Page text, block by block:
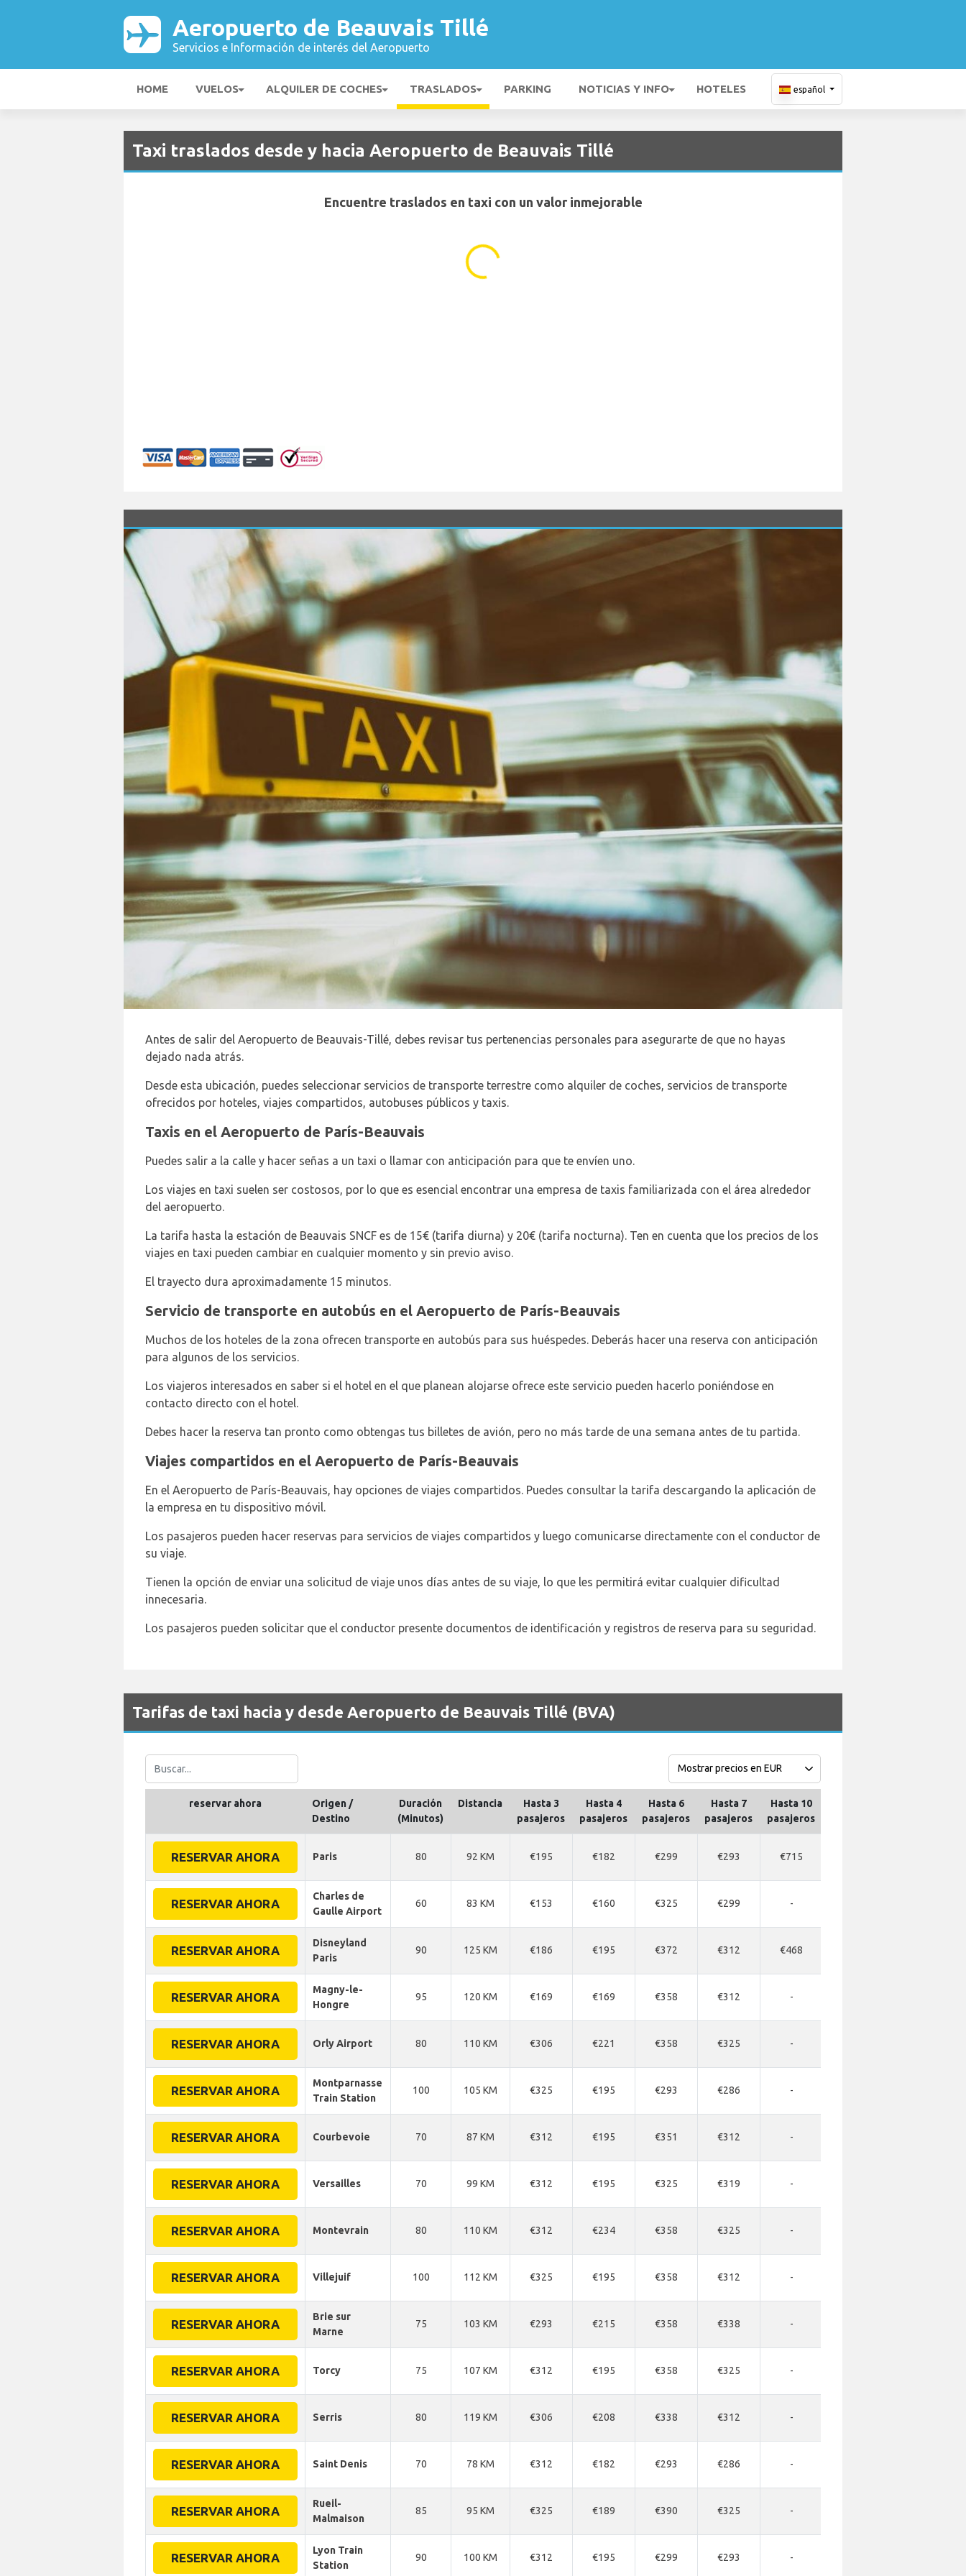
Aeropuerto de Beauvais Tillé
Servicios e Información de interés del Aeropuerto
HOME VUELOS ALQUILER DE COCHES TRASLADOS PARKING NOTICIAS Y INFO HOTELES español
Taxi traslados desde y hacia Aeropuerto de Beauvais Tillé
Encuentre traslados en taxi con un valor inmejorable
...
Antes de salir del Aeropuerto de Beauvais-Tillé, debes revisar tus pertenencias personales para asegurarte de que no hayas
dejado nada atrás.
Desde esta ubicación, puedes seleccionar servicios de transporte terrestre como alquiler de coches, servicios de transporte
ofrecidos por hoteles, viajes compartidos, autobuses públicos y taxis.
Taxis en el Aeropuerto de París-Beauvais
Puedes salir a la calle y hacer señas a un taxi o llamar con anticipación para que te envíen uno.
Los viajes en taxi suelen ser costosos, por lo que es esencial encontrar una empresa de taxis familiarizada con el área alrededor
del aeropuerto.
La tarifa hasta la estación de Beauvais SNCF es de 15€ (tarifa diurna) y 20€ (tarifa nocturna). Ten en cuenta que los precios de los
viajes en taxi pueden cambiar en cualquier momento y sin previo aviso.
El trayecto dura aproximadamente 15 minutos.
Servicio de transporte en autobús en el Aeropuerto de París-Beauvais
Muchos de los hoteles de la zona ofrecen transporte en autobús para sus huéspedes. Deberás hacer una reserva con anticipación
para algunos de los servicios.
Los viajeros interesados en saber si el hotel en el que planean alojarse ofrece este servicio pueden hacerlo poniéndose en
contacto directo con el hotel.
Debes hacer la reserva tan pronto como obtengas tus billetes de avión, pero no más tarde de una semana antes de tu partida.
Viajes compartidos en el Aeropuerto de París-Beauvais
En el Aeropuerto de París-Beauvais, hay opciones de viajes compartidos. Puedes consultar la tarifa descargando la aplicación de
la empresa en tu dispositivo móvil.
Los pasajeros pueden hacer reservas para servicios de viajes compartidos y luego comunicarse directamente con el conductor de
su viaje.
Tienen la opción de enviar una solicitud de viaje unos días antes de su viaje, lo que les permitirá evitar cualquier dificultad
innecesaria.
Los pasajeros pueden solicitar que el conductor presente documentos de identificación y registros de reserva para su seguridad.
Tarifas de taxi hacia y desde Aeropuerto de Beauvais Tillé (BVA)
reservar ahora
Origen /
Destino
Duración
(Minutos)
Distancia
Hasta 3
pasajeros
Hasta 4
pasajeros
Hasta 6
pasajeros
Hasta 7
pasajeros
Hasta 10
pasajeros
RESERVAR AHORA Paris 80 92 KM €195 €182 €299 €293 €715
RESERVAR AHORA
Charles de
Gaulle Airport
60 83 KM €153 €160 €325 €299 -
RESERVAR AHORA
Disneyland
Paris
90 125 KM €186 €195 €372 €312 €468
RESERVAR AHORA
Magny-le-
Hongre
95 120 KM €169 €169 €358 €312 -
RESERVAR AHORA Orly Airport 80 110 KM €306 €221 €358 €325 -
RESERVAR AHORA
Montparnasse
Train Station
100 105 KM €325 €195 €293 €286 -
RESERVAR AHORA Courbevoie 70 87 KM €312 €195 €351 €312 -
RESERVAR AHORA Versailles 70 99 KM €312 €195 €325 €319 -
RESERVAR AHORA Montevrain 80 110 KM €312 €234 €358 €325 -
RESERVAR AHORA Villejuif 100 112 KM €325 €195 €358 €312 -
RESERVAR AHORA
Brie sur
Marne
75 103 KM €293 €215 €358 €338 -
RESERVAR AHORA Torcy 75 107 KM €312 €195 €358 €325 -
RESERVAR AHORA Serris 80 119 KM €306 €208 €338 €312 -
RESERVAR AHORA Saint Denis 70 78 KM €312 €182 €293 €286 -
RESERVAR AHORA
Rueil-
Malmaison
85 95 KM €325 €189 €390 €325 -
RESERVAR AHORA
Lyon Train
Station
90 100 KM €312 €195 €299 €293 -